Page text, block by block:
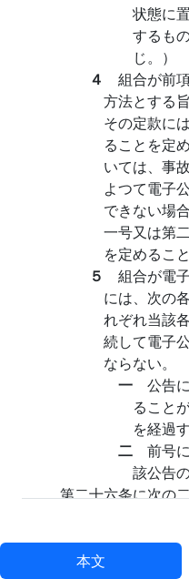
状態に
するも
じ。）
４ 組合が前
方法とする
その定款に
ることを定
いては、事
よつて電子
できない場
一号又は第
を定めるこ
５ 組合が電
には、次の
れぞれ当該
続して電子
ならない。
一 公告
ること
を経過
二 前号
該公告
第二十六条に次の
組合が電
の法令の規
いては、会
本文